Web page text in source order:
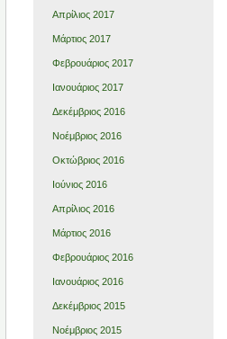
Απρίλιος 2017
Μάρτιος 2017
Φεβρουάριος 2017
Ιανουάριος 2017
Δεκέμβριος 2016
Νοέμβριος 2016
Οκτώβριος 2016
Ιούνιος 2016
Απρίλιος 2016
Μάρτιος 2016
Φεβρουάριος 2016
Ιανουάριος 2016
Δεκέμβριος 2015
Νοέμβριος 2015